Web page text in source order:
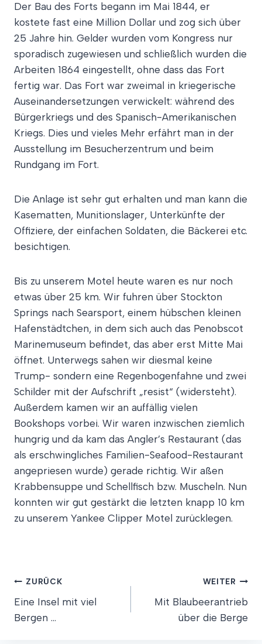
Der Bau des Forts begann im Mai 1844, er
kostete fast eine Million Dollar und zog sich über
25 Jahre hin. Gelder wurden vom Kongress nur
sporadisch zugewiesen und schließlich wurden die
Arbeiten 1864 eingestellt, ohne dass das Fort
fertig war. Das Fort war zweimal in kriegerische
Auseinandersetzungen verwickelt: während des
Bürgerkriegs und des Spanisch-Amerikanischen
Kriegs. Dies und vieles Mehr erfährt man in der
Ausstellung im Besucherzentrum und beim
Rundgang im Fort.
Die Anlage ist sehr gut erhalten und man kann die
Kasematten, Munitionslager, Unterkünfte der
Offiziere, der einfachen Soldaten, die Bäckerei etc.
besichtigen.
Bis zu unserem Motel heute waren es nur noch
etwas über 25 km. Wir fuhren über Stockton
Springs nach Searsport, einem hübschen kleinen
Hafenstädtchen, in dem sich auch das Penobscot
Marinemuseum befindet, das aber erst Mitte Mai
öffnet. Unterwegs sahen wir diesmal keine
Trump- sondern eine Regenbogenfahne und zwei
Schilder mit der Aufschrift „resist“ (widersteht).
Außerdem kamen wir an auffällig vielen
Bookshops vorbei. Wir waren inzwischen ziemlich
hungrig und da kam das Angler’s Restaurant (das
als erschwingliches Familien-Seafood-Restaurant
angepriesen wurde) gerade richtig. Wir aßen
Krabbensuppe und Schellfisch bzw. Muscheln. Nun
konnten wir gut gestärkt die letzten knapp 10 km
zu unserem Yankee Clipper Motel zurücklegen.
Beitragsnavigation
ZURÜCK
Eine Insel mit viel
Bergen …
WEITER
Mit Blaubeerantrieb
über die Berge